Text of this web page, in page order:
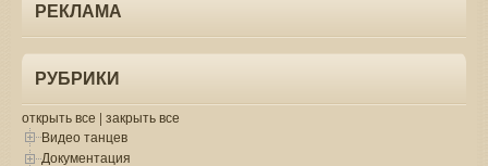
РЕКЛАМА
РУБРИКИ
открыть все | закрыть все
Видео танцев
Документация